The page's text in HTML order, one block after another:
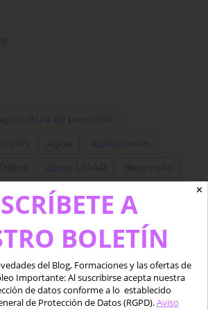
de precisión
Agua Aplicaciones
Datos datos LiDAR desarrollo
Drones
GEE GIS
IA Imágenes
ingeniero Landsat
Medio acuático Oferta
✕
A
BOLETÍN
del Blog, Formaciones y las ofertas de
Importante: Al suscribirse acepta nuestra
de datos conforme a lo establecido
de Protección de Datos (RGPD).Aviso